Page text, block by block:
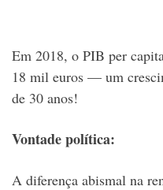
Em 2018, o PIB per
18 mil euros — um
de 30 anos!
Vontade política:
A diferença abismal na